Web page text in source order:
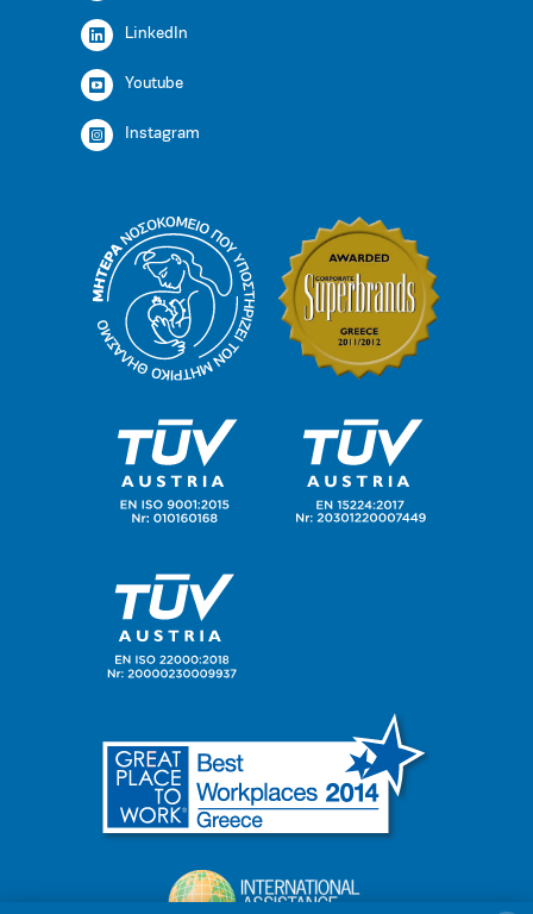
LinkedIn
Youtube
Instagram